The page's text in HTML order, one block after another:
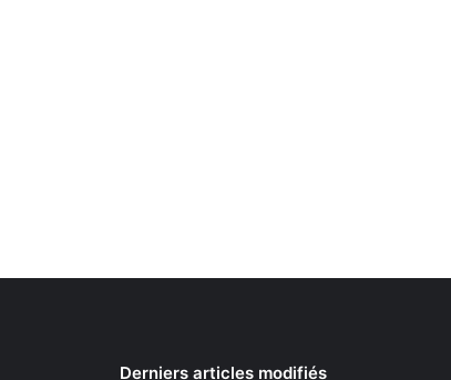
Derniers articles modifiés